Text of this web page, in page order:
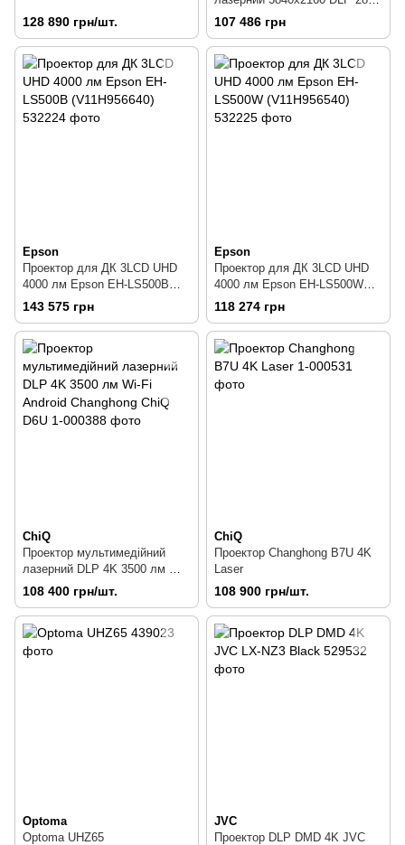
128 890 грн/шт.
Лм Wi-Fi Samsung The
Premiere LSP7T (SP-
LSP7TUAXUA)
107 486 грн
Epson
Проектор для ДК 3LCD UHD
4000 лм Epson EH-LS500B
(V11H956640)
143 575 грн
Epson
Проектор для ДК 3LCD UHD
4000 лм Epson EH-LS500W
(V11H956540)
118 274 грн
ChiQ
Проектор мультимедійний
лазерний DLP 4K 3500 лм Wi-
Fi Android Changhong ChiQ
108 400 грн/шт.
ChiQ
Проектор Changhong B7U 4K
Laser
108 900 грн/шт.
Optoma
Optoma UHZ65
JVC
Проектор DLP DMD 4K JVC